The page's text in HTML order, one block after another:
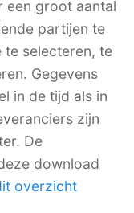
een groot aantal
partijen te
te selecteren, te
Gegevens
in de tijd als in
zijn
De
download
overzicht